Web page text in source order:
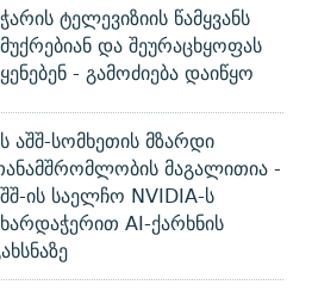
ტელევიზიის წამყვანს
და შეურაცხყოფას
- გამოძიება დაიწყო
აშშ-სომხეთის მზარდი
მაგალითია -
ის საელჩო NVIDIA-ს
AI-ქარხნის